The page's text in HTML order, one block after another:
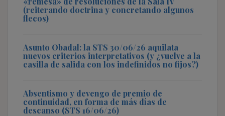
(reiterando doctrina y concretando algunos
flecos)
Asunto Obadal: la STS 30/06/26 aquilata
nuevos criterios interpretativos (y ¿vuelve a la
casilla de salida con los indefinidos no fijos?)
Absentismo y devengo de premio de
continuidad, en forma de más días de
descanso (STS 16/06/26)